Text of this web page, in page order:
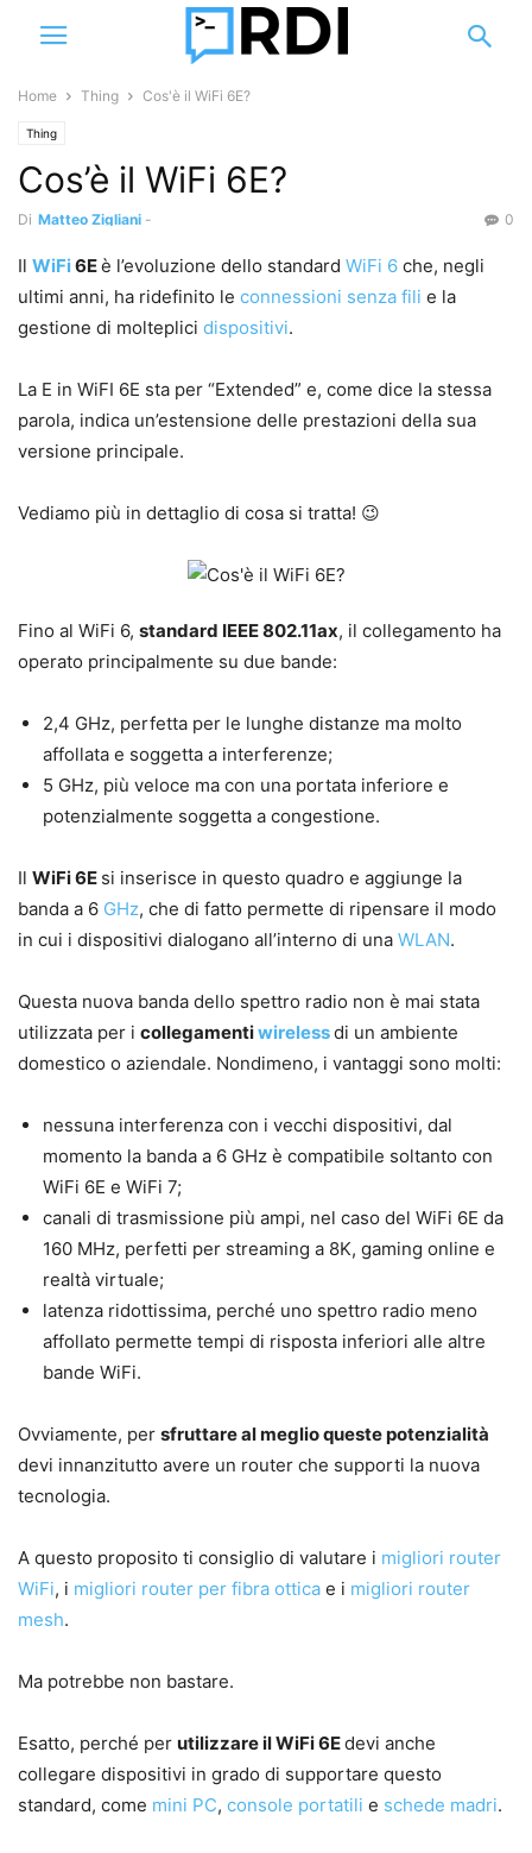
Home Thing Cos'è il WiFi 6E?
Thing
Cos’è il WiFi 6E?
Di Matteo Zigliani - 0
Il WiFi6Eè l’evoluzione dello standard WiFi 6 che, negli
ultimi anni, ha ridefinito le connessioni senza fili e la
gestione di molteplici dispositivi.
La E in WiFI 6E sta per “Extended” e, come dice la stessa
parola, indica un’estensione delle prestazioni della sua
versione principale.
Vediamo più in dettaglio di cosa si tratta! 😉
Fino al WiFi 6, standard IEEE 802.11ax, il collegamento ha
operato principalmente su due bande:
2,4 GHz, perfetta per le lunghe distanze ma molto
affollata e soggetta a interferenze;
5 GHz, più veloce ma con una portata inferiore e
potenzialmente soggetta a congestione.
Il WiFi 6E si inserisce in questo quadro e aggiunge la
banda a 6 GHz, che di fatto permette di ripensare il modo
in cui i dispositivi dialogano all’interno di una WLAN.
Questa nuova banda dello spettro radio non è mai stata
utilizzata per i collegamentiwirelessdi un ambiente
domestico o aziendale. Nondimeno, i vantaggi sono molti:
nessuna interferenza con i vecchi dispositivi, dal
momento la banda a 6 GHz è compatibile soltanto con
WiFi 6E e WiFi 7;
canali di trasmissione più ampi, nel caso del WiFi 6E da
160 MHz, perfetti per streaming a 8K, gaming online e
realtà virtuale;
latenza ridottissima, perché uno spettro radio meno
affollato permette tempi di risposta inferiori alle altre
bande WiFi.
Ovviamente, per sfruttare al meglio queste potenzialità
devi innanzitutto avere un router che supporti la nuova
tecnologia.
A questo proposito ti consiglio di valutare i migliori router
WiFi, i migliori router per fibra ottica e i migliori router
mesh.
Ma potrebbe non bastare.
Esatto, perché per utilizzare il WiFi 6Edevi anche
collegare dispositivi in grado di supportare questo
standard, come mini PC, console portatili e schede madri.